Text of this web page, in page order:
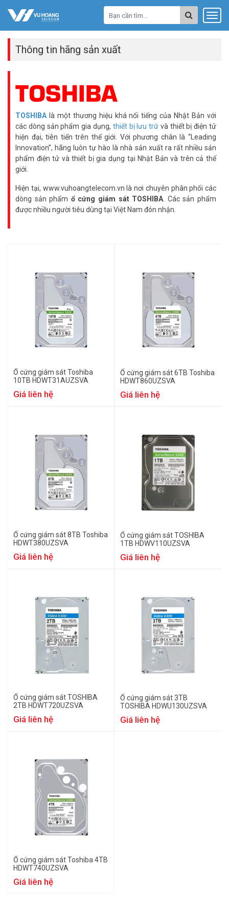
Thông tin hãng sản xuất
TOSHIBA là một thương hiệu khá nổi tiếng của Nhật Bản với
các dòng sản phẩm gia dụng, thiết bị lưu trữ và thiết bị điện tử
hiện đại, tiên tiến trên thế giới. Với phương chân là “Leading
Innovation”, hãng luôn tự hào là nhà sản xuất ra rất nhiều sản
phẩm điện tử và thiết bị gia dụng tại Nhật Bản và trên cả thế
giới.
Hiện tại, www.vuhoangtelecom.vn là nơi chuyên phân phối các
dòng sản phẩm ổ cứng giám sát TOSHIBA . Các sản phẩm
được nhiều người tiêu dùng tại Việt Nam đón nhận.
Ổ cứng giám sát Toshiba
10TB HDWT31AUZSVA
Giá liên hệ
Ổ cứng giám sát 6TB Toshiba
HDWT860UZSVA
Giá liên hệ
Ổ cứng giám sát 8TB Toshiba
HDWT380UZSVA
Giá liên hệ
Ổ cứng giám sát TOSHIBA
1TB HDWV110UZSVA
Giá liên hệ
Ổ cứng giám sát TOSHIBA
2TB HDWT720UZSVA
Giá liên hệ
Ổ cứng giám sát 3TB
TOSHIBA HDWU130UZSVA
Giá liên hệ
Ổ cứng giám sát Toshiba 4TB
HDWT740UZSVA
Giá liên hệ